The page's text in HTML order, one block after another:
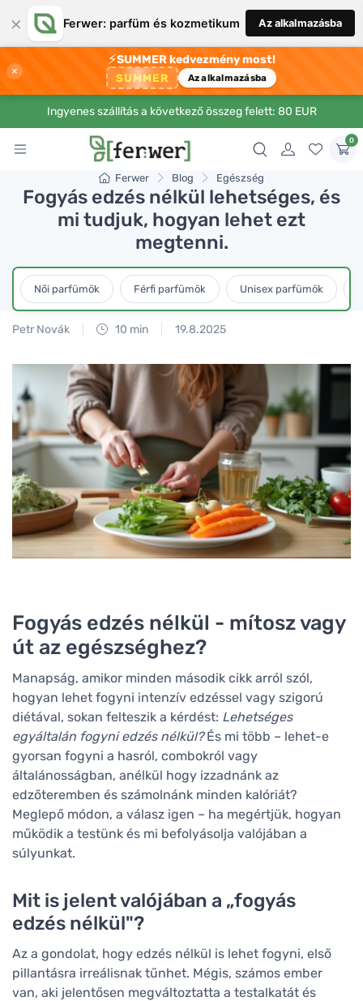
× Ferwer: parfüm és kozmetikum Az alkalmazásba
×
⚡SUMMER kedvezmény most!
SUMMER Az alkalmazásba
Ingyenes szállítás a következő összeg felett: 80 EUR
0
Ferwer Blog Egészség
Fogyás edzés nélkül lehetséges, és
mi tudjuk, hogyan lehet ezt
megtenni.
Női parfümök Férfi parfümök Unisex parfümök
Petr Novák 10 min 19.8.2025
Fogyás edzés nélkül - mítosz vagy
út az egészséghez?
Manapság, amikor minden második cikk arról szól,
hogyan lehet fogyni intenzív edzéssel vagy szigorú
diétával, sokan felteszik a kérdést: Lehetséges
egyáltalán fogyni edzés nélkül?És mi több – lehet-e
gyorsan fogyni a hasról, combokról vagy
általánosságban, anélkül hogy izzadnánk az
edzőteremben és számolnánk minden kalóriát?
Meglepő módon, a válasz igen – ha megértjük, hogyan
működik a testünk és mi befolyásolja valójában a
súlyunkat.
Mit is jelent valójában a „fogyás
edzés nélkül"?
Az a gondolat, hogy edzés nélkül is lehet fogyni, első
pillantásra irreálisnak tűnhet. Mégis, számos ember
van, aki jelentősen megváltoztatta a testalkatát és